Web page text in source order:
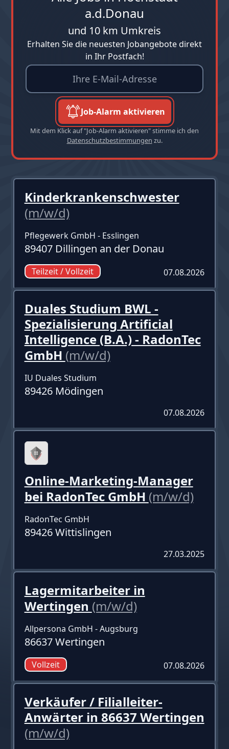
a.d.Donau
und 10 km Umkreis
Erhalten Sie die neuesten Jobangebote direkt
in Ihr Postfach!
Job-Alarm aktivieren
Mit dem Klick auf "Job-Alarm aktivieren" stimme ich den
Datenschutzbestimmungen zu.
Kinderkrankenschwester
(m/w/d)
Pflegewerk GmbH - Esslingen
89407 Dillingen an der Donau
Teilzeit / Vollzeit 07.08.2026
Duales Studium BWL -
Spezialisierung Artificial
Intelligence (B.A.) - RadonTec
GmbH (m/w/d)
IU Duales Studium
89426 Mödingen
07.08.2026
Online-Marketing-Manager
bei RadonTec GmbH (m/w/d)
RadonTec GmbH
89426 Wittislingen
27.03.2025
Lagermitarbeiter in
Wertingen (m/w/d)
Allpersona GmbH - Augsburg
86637 Wertingen
Vollzeit 07.08.2026
Verkäufer / Filialleiter-
Anwärter in 86637 Wertingen
(m/w/d)